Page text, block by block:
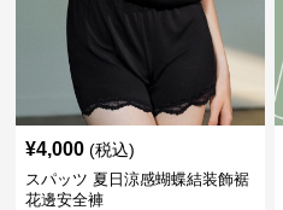
¥4,000 (税込)
スパッツ 夏日涼感蝴蝶結装飾裾
花邊安全褲